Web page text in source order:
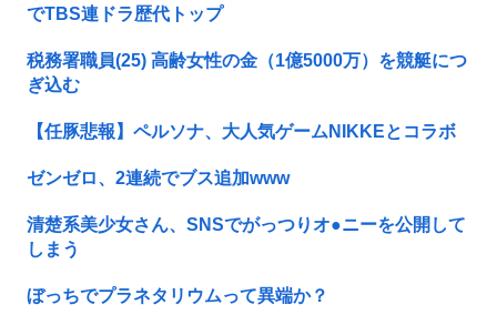
でTBS連ドラ歴代トップ
税務署職員(25) 高齢女性の金（1億5000万）を競艇につ
ぎ込む
【任豚悲報】ペルソナ、大人気ゲームNIKKEとコラボ
ゼンゼロ、2連続でブス追加www
清楚系美少女さん、SNSでがっつりオ●ニーを公開して
しまう
ぼっちでプラネタリウムって異端か？